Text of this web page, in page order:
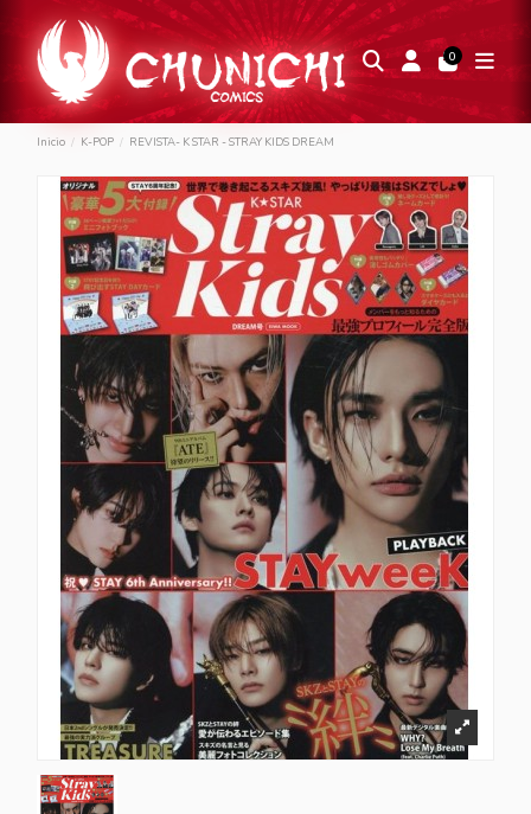
0
Inicio K-POP REVISTA- K STAR - STRAY KIDS DREAM